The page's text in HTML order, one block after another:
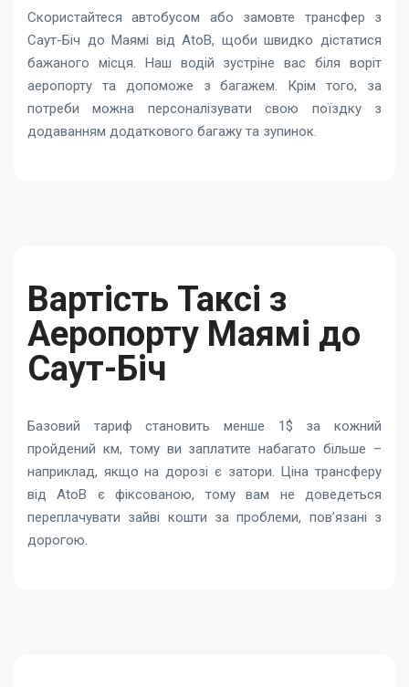
Скористайтеся автобусом або замовте трансфер з
Саут-Біч до Маямі від AtoB, щоби швидко дістатися
бажаного місця. Наш водій зустріне вас біля воріт
аеропорту та допоможе з багажем. Крім того, за
потреби можна персоналізувати свою поїздку з
додаванням додаткового багажу та зупинок.
Вартість Таксі з
Аеропорту Маямі до
Саут-Біч
Базовий тариф становить менше 1$ за кожний
пройдений км, тому ви заплатите набагато більше –
наприклад, якщо на дорозі є затори. Ціна трансферу
від AtoB є фіксованою, тому вам не доведеться
переплачувати зайві кошти за проблеми, пов’язані з
дорогою.